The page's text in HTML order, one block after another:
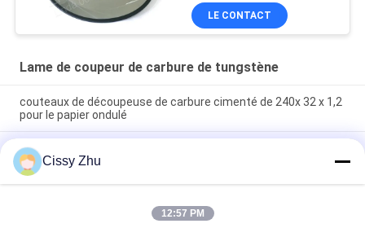
LE CONTACT
Lame de coupeur de carbure de tungstène
couteaux de découpeuse de carbure cimenté de 240x 32 x 1,2
pour le papier ondulé
Coupeur de grande précision de disque de carbure de lame de
découpeuse de comité technique pour la machine de fente de
cuivre d'aluminium
Lame inférieure rotatoire circulaire de machine de Rewinder
de deux de comité technique d'anneau de carbure de disque
Cissy Zhu
12:57 PM